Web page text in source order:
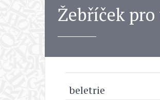
Žebříček pro
beletrie